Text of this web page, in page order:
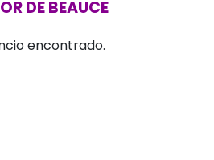
DE BEAUCE
encontrado.